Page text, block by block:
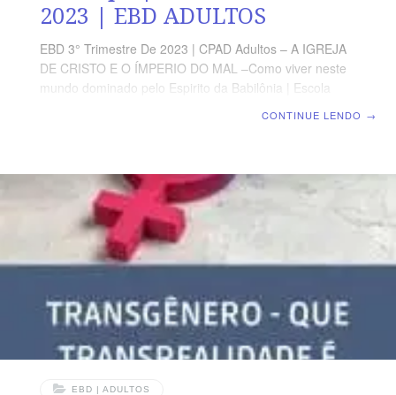
2023 | EBD ADULTOS
EBD 3° Trimestre De 2023 | CPAD Adultos – A IGREJA
DE CRISTO E O ÍMPERIO DO MAL –Como viver neste
mundo dominado pelo Espirito da Babilônia | Escola
Espírito Santo e, por isso, deve ser conservado em
santificação até a volta de Cristo LEITURA DIÁRIA
Segunda – Gn 2.7 O homem recebeu
CONTINUE LENDO →
EBD | ADULTOS